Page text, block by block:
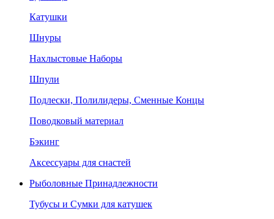
Катушки
Шнуры
Нахлыстовые Наборы
Шпули
Подлески, Полилидеры, Сменные Концы
Поводковый материал
Бэкинг
Аксессуары для снастей
Рыболовные Принадлежности
Тубусы и Сумки для катушек